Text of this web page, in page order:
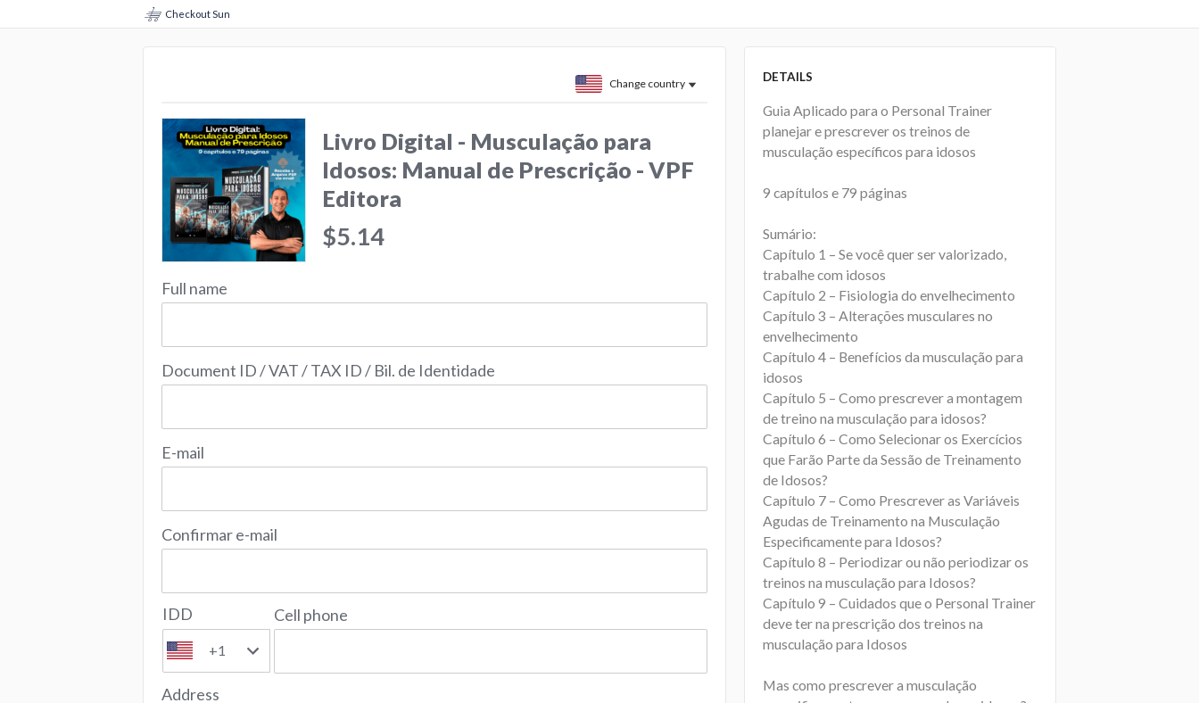
Checkout Sun
Change country
Livro Digital - Musculação para
Idosos: Manual de Prescrição - VPF
Editora
$5.14
Full name
Document ID / VAT / TAX ID / Bil. de Identidade
E-mail
Confirmar e-mail
IDD
+1
Cell phone
Address
DETAILS
Guia Aplicado para o Personal Trainer
planejar e prescrever os treinos de
musculação específicos para idosos
9 capítulos e 79 páginas
Sumário:
Capítulo 1 – Se você quer ser valorizado,
trabalhe com idosos
Capítulo 2 – Fisiologia do envelhecimento
Capítulo 3 – Alterações musculares no
envelhecimento
Capítulo 4 – Benefícios da musculação para
idosos
Capítulo 5 – Como prescrever a montagem
de treino na musculação para idosos?
Capítulo 6 – Como Selecionar os Exercícios
que Farão Parte da Sessão de Treinamento
de Idosos?
Capítulo 7 – Como Prescrever as Variáveis
Agudas de Treinamento na Musculação
Especificamente para Idosos?
Capítulo 8 – Periodizar ou não periodizar os
treinos na musculação para Idosos?
Capítulo 9 – Cuidados que o Personal Trainer
deve ter na prescrição dos treinos na
musculação para Idosos
Mas como prescrever a musculação